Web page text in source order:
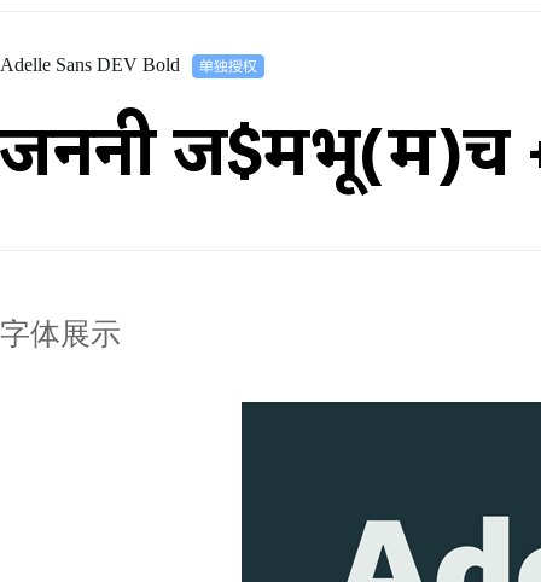
Adelle Sans DEV Bold
जननी ज$मभू(म)च
字体展示